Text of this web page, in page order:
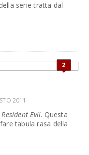
serie tratta dal
2
2011
Resident Evil. Questa
tabula rasa della